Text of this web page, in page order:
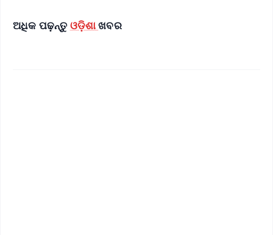
ଅଧିକ ପଢ଼ନ୍ତୁ ଓଡ଼ିଶାଖବର